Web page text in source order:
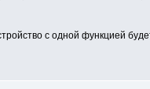
с одной функцией